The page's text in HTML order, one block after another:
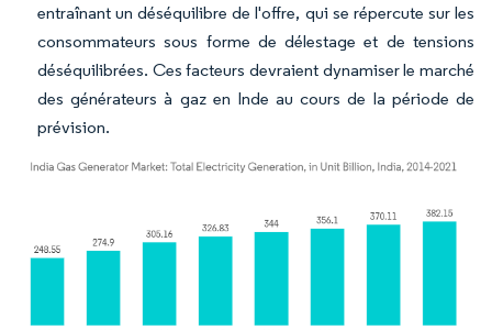
entraînant un déséquilibre de l'offre, qui se répercute sur les
consommateurs sous forme de délestage et de tensions
déséquilibrées. Ces facteurs devraient dynamiser le marché
des générateurs à gaz en Inde au cours de la période de
prévision.